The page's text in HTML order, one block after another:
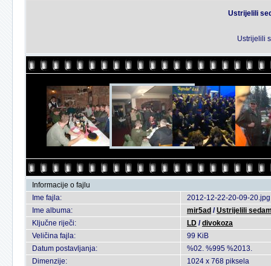
Ustrijelili
Ustrijelili
Informacije o fajlu
Ime fajla:
2012-12-22-20-09-20.jpg
Ime albuma:
mir5ad /Ustrijelili
Ključne riječi:
LD /divokoza
Veličina fajla:
99 KiB
Datum postavljanja:
%02. %995 %2013.
Dimenzije:
1024 x 768 piksela